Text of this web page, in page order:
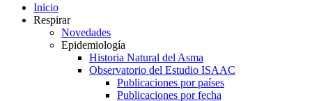
Inicio
Respirar
Novedades
Epidemiología
Historia Natural del Asma
Observatorio del Estudio ISAAC
Publicaciones por países
Publicaciones por fecha